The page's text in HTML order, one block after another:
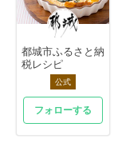
都城市ふるさと納
税レシピ
公式
フォローする